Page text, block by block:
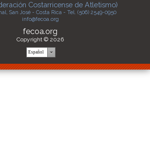
Costarricense de Atletismo)
San José - Costa Rica - Tel. (506) 2549-0950
info@fecoa.org
fecoa.org
Copyright © 2026